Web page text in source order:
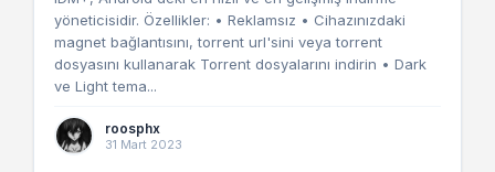
yöneticisidir. Özellikler: • Reklamsız • Cihazınızdaki
magnet bağlantısını, torrent url'sini veya torrent
dosyasını kullanarak Torrent dosyalarını indirin • Dark
ve Light tema...
roosphx
31 Mart 2023